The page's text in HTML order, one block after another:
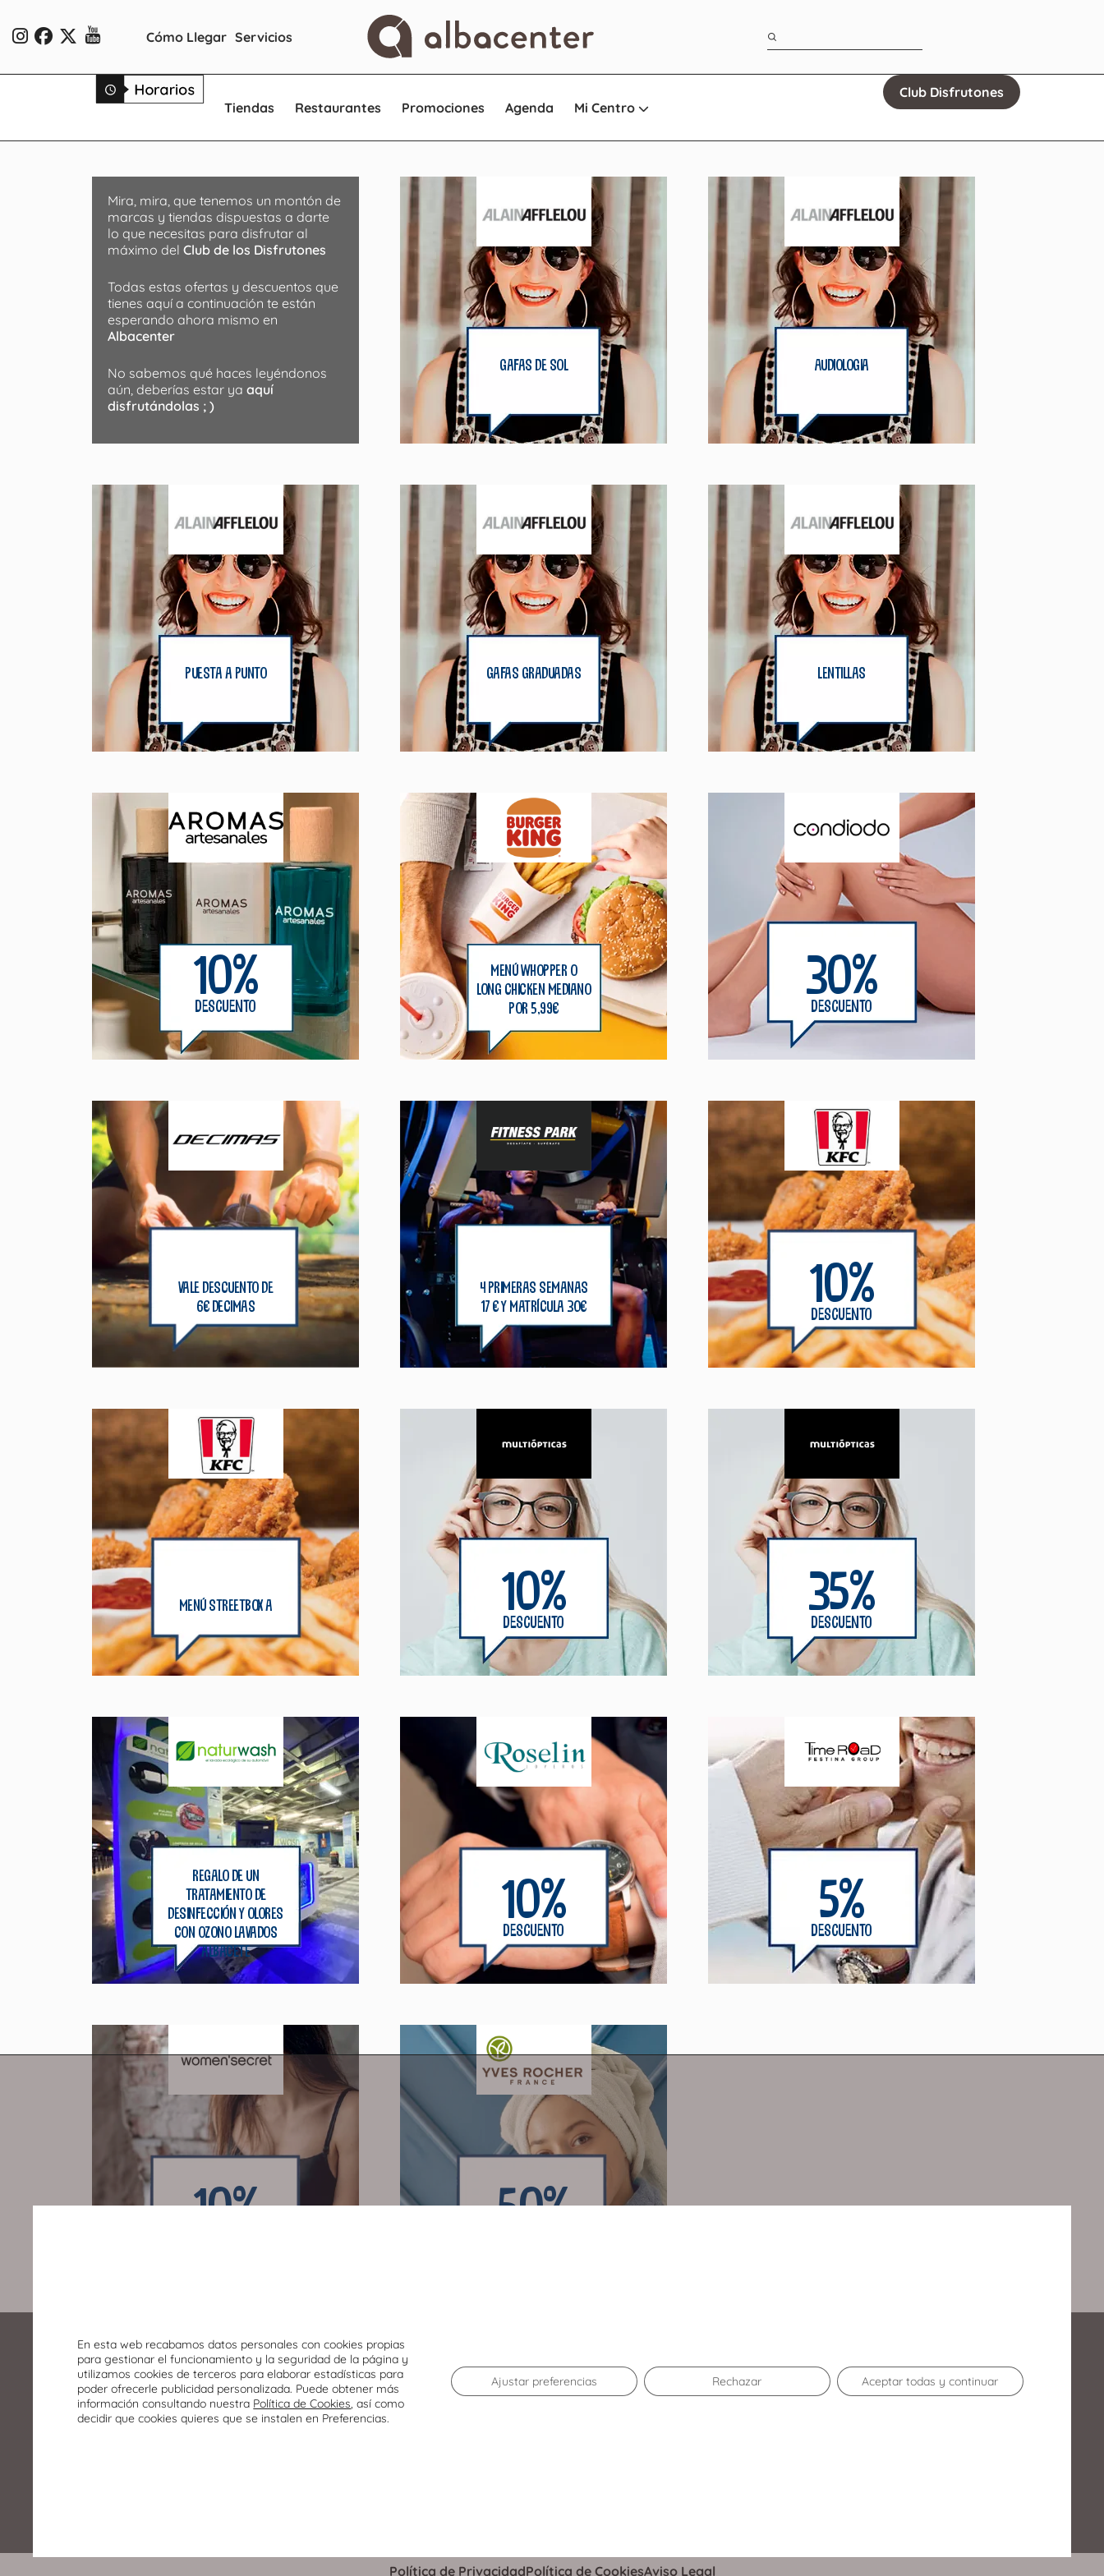
Cómo Llegar Servicios
Tiendas Restaurantes Promociones Agenda Mi Centro
Club Disfrutones
Mira, mira, que tenemos un montón de
marcas y tiendas dispuestas a darte
lo que necesitas para disfrutar al
máximo del Club de los Disfrutones
Todas estas ofertas y descuentos que
tienes aquí a continuación te están
esperando ahora mismo en
Albacenter
No sabemos qué haces leyéndonos
aún, deberías estar ya aquí
disfrutándolas ; )
gafas de sol Audiologia
puesta a punto gafas graduadas lentillas
10%
DESCUENTO
menú whopper o
long chicken mediano
por 5,99€
30%
DESCUENTO
vale descuento de
6€ decimas
4 primeras semanas
17 € y matrícula 30€
10%
DESCUENTO
menú streetbox a 10%
DESCUENTO
35%
DESCUENTO
regalo de un
tratamiento de
desinfección y olores
con ozono lavados
albacete
10%
DESCUENTO
5%
DESCUENTO
10% 50%
El Centro Enlaces de Interés
Política de PrivacidadPolítica de CookiesAviso Legal
En esta web recabamos datos personales con cookies propias
para gestionar el funcionamiento y la seguridad de la página y
utilizamos cookies de terceros para elaborar estadísticas para
poder ofrecerle publicidad personalizada. Puede obtener más
información consultando nuestra Política de Cookies, así como
decidir que cookies quieres que se instalen en Preferencias.
Aceptar todas y continuar
Rechazar
Ajustar preferencias